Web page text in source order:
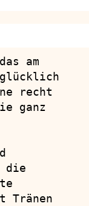
am
recht
ganz
die
Tränen